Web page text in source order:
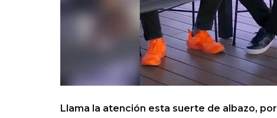
Llama la atención esta suerte de albazo,